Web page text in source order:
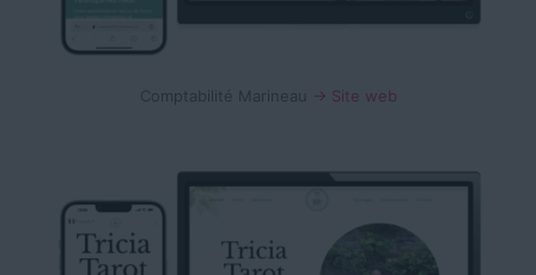
Comptabilité Marineau → Site web